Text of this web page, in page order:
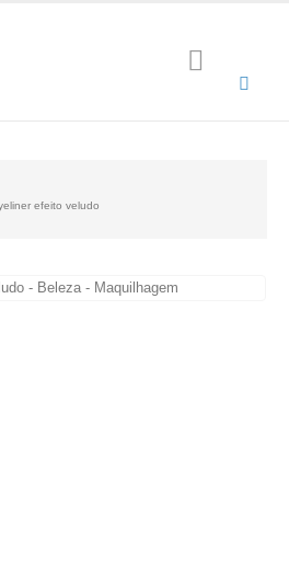
efeito veludo